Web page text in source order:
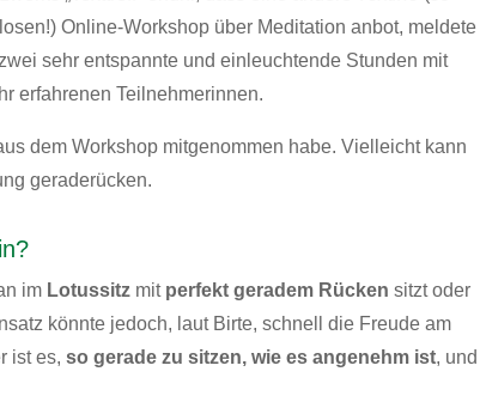
Online-Workshop über Meditation anbot, meldete
sehr entspannte und einleuchtende Stunden mit
erfahrenen Teilnehmerinnen.
dem Workshop mitgenommen habe. Vielleicht kann
geraderücken.
im Lotussitz mit perfekt geradem Rücken sitzt oder
könnte jedoch, laut Birte, schnell die Freude am
ist es,so gerade zu sitzen, wie es angenehm ist, und